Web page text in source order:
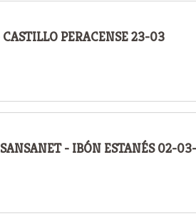
PERACENSE 23-03
- IBÓN ESTANÉS 02-